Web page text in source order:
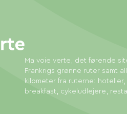
Ma voie verte, det førende
Frankrigs grønne ruter samt
kilometer fra ruterne:
breakfast, cykeludlejere,